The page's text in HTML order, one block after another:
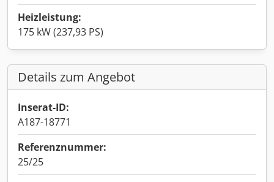
Heizleistung:
175 kW (237,93 PS)
Details zum Angebot
Inserat-ID:
A187-18771
Referenznummer:
25/25